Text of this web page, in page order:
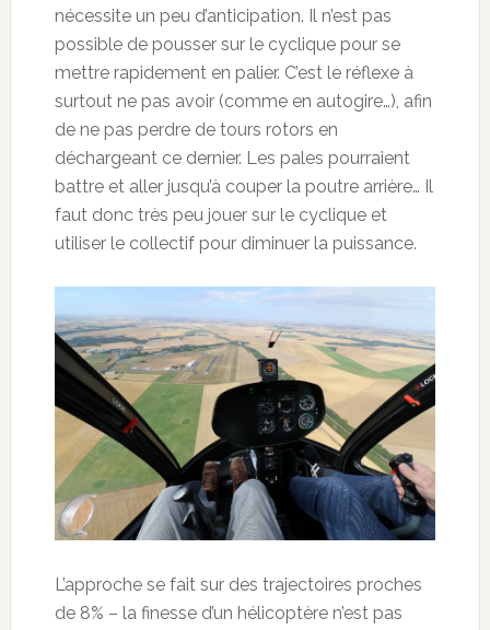
nécessite un peu d’anticipation. Il n’est pas
possible de pousser sur le cyclique pour se
mettre rapidement en palier. C’est le réflexe à
surtout ne pas avoir (comme en autogire…), afin
de ne pas perdre de tours rotors en
déchargeant ce dernier. Les pales pourraient
battre et aller jusqu’à couper la poutre arrière… Il
faut donc très peu jouer sur le cyclique et
utiliser le collectif pour diminuer la puissance.
L’approche se fait sur des trajectoires proches
de 8% – la finesse d’un hélicoptère n’est pas